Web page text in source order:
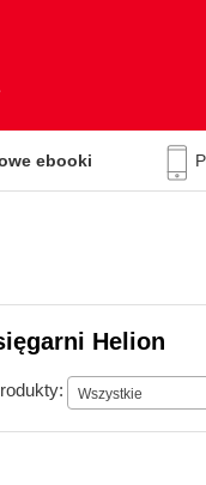
ebooki
Helion
Wszystkie